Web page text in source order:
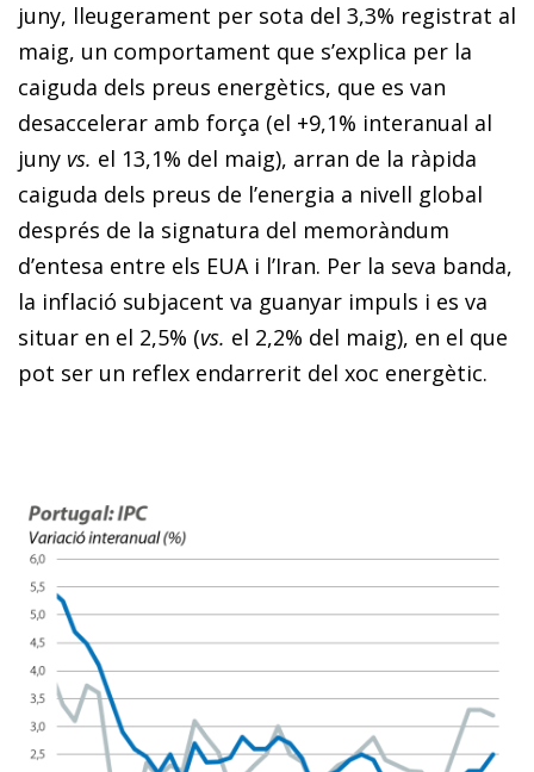
juny, lleugerament per sota del 3,3% registrat al
maig, un comportament que s’explica per la
caiguda dels preus energètics, que es van
desaccelerar amb força (el +9,1% inter­anual al
juny vs. el 13,1% del maig), arran de la ràpida
caiguda dels preus de l’energia a nivell global
després de la signatura del memoràndum
d’entesa entre els EUA i l’Iran. Per la seva banda,
la inflació subjacent va guanyar impuls i es va
situar en el 2,5% (vs. el 2,2% del maig), en el que
pot ser un reflex endarrerit del xoc energètic.